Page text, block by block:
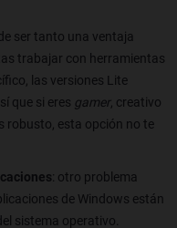
ser tanto una ventaja
trabajar con herramientas
las versiones Lite
que si eres gamer , creativo
robusto, esta opción no te
: otro problema
de Windows están
sistema operativo.